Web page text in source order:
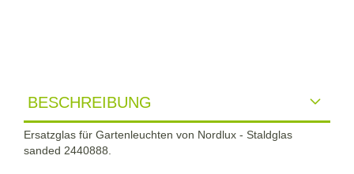
BESCHREIBUNG
Ersatzglas für Gartenleuchten von Nordlux - Staldglas
sanded 2440888.